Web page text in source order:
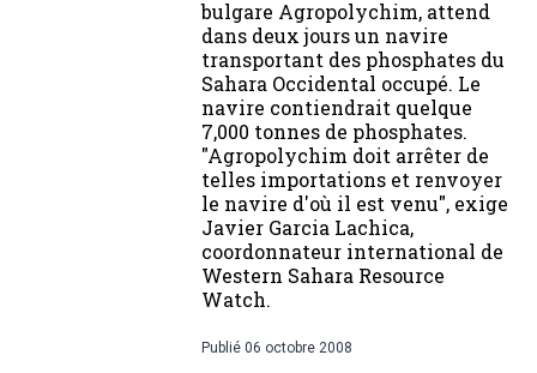
bulgare Agropolychim, attend
dans deux jours un navire
transportant des phosphates du
Sahara Occidental occupé. Le
navire contiendrait quelque
7,000 tonnes de phosphates.
"Agropolychim doit arrêter de
telles importations et renvoyer
le navire d'où il est venu", exige
Javier Garcia Lachica,
coordonnateur international de
Western Sahara Resource
Watch.
Publié 06 octobre 2008